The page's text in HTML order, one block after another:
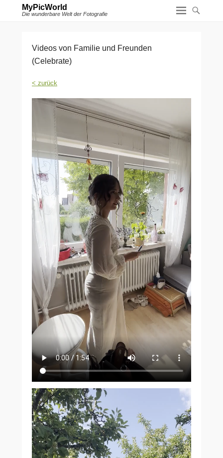
MyPicWorld
Die wunderbare Welt der Fotografie
Videos von Familie und Freunden
(Celebrate)
< zurück